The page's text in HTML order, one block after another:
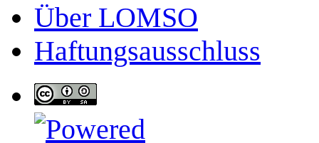
Über LOMSO
Haftungsausschluss